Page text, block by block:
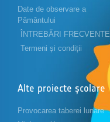
Date de observare a
Pământului
ÎNTREBĂRI FRECVENTE
Termeni și condiții
Alte proiecte școlare
Provocarea taberei lunare